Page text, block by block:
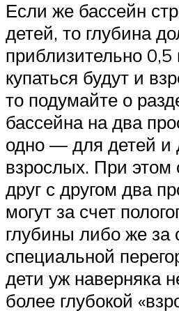
Если же бассейн
детей, то глубина
приблизительно
купаться будут и
то подумайте о
бассейна на два
одно — для детей и
взрослых. При этом
друг с другом два
могут за счет
глубины либо же за
специальной
дети уж наверняка
более глубокой